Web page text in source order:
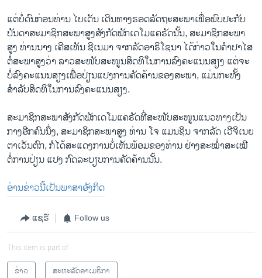
ແຕ່ບໍ່ດົນກ່ອນທ່ານ ໄບເດັນ ເດີນທາງຮອດລັດຖະສະພາເພື່ອພົບປະກັບ
ບັນດາສະມາຊິກສະພາສູງສັງກັດພັກເດໂມແຄຣັດນັ້ນ, ສະມາຊິກສະພາ
ສູງ ທ່ານນາງ ເຄີສເທັນ ຊີເນມາ ຈາກລັດອາຣິໂຊນາ ໄດ້ກ່າວໃນຄຳປາໄສ
ຕໍ່ສະພາສູງວ່າ ລາວສະໜັບສະໜູນສິດທິໃນການລົງຄະແນນສຽງ ແຕ່ຈະ
ບໍ່ລົງຄະແນນສຽງເພື່ອປ່ຽນແປງການຄັດຄ້ານຂອງສະພາ, ແມ່ນກະທັ້ງ
ສຳລັບສິດທິໃນການລົງຄະແນນສຽງ.
ສະມາຊິກສະພາສັງກັດພັກເດໂມແຄຣັດທີ່ສະໜັບສະໜູນແນວທາງເປັນ
ກາງອີກຄົນນຶ່ງ, ສະມາຊິກສະພາສູງ ທ່ານ ໂຈ ແມນຊິນ ຈາກລັດ ເວີຈິເນຍ
ຕາເວັນຕົກ, ກໍໄດ້ສະແດງການບໍ່ເຫັນພ້ອມຂອງທ່ານ ຢ່າງສະໝໍ່າສະເໝີ
ຕໍ່ການປ່ຽນ ແປງ ກົດລະບຽບການຄັດຄ້ານນັ້ນ.
ອ່ານຂ່າວນີ້ເປັນພາສາອັງກິດ
ແຊຣ໌ Follow us
This item is part of
ຂ່າວ
ສະຫະລັດອາເມຣິກາ